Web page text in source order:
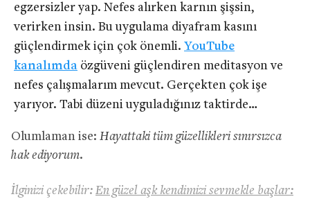
egzersizler yap. Nefes alırken karnın şişsin,
verirken insin. Bu uygulama diyafram kasını
güçlendirmek için çok önemli. YouTube
kanalımda özgüveni güçlendiren meditasyon ve
nefes çalışmalarım mevcut. Gerçekten çok işe
yarıyor. Tabi düzeni uyguladığınız taktirde…
Olumlaman ise: Hayattaki tüm güzellikleri sınırsızca
hak ediyorum.
İlginizi çekebilir: En güzel aşk kendimizi sevmekle başlar: